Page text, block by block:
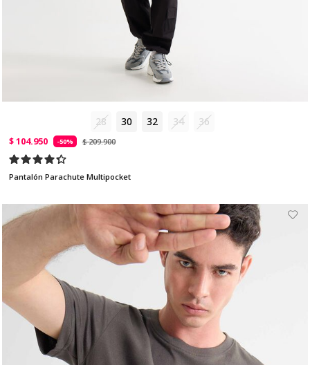
28 30 32 34 36
$ 104.950 -50% $ 209.900
Pantalón Parachute Multipocket